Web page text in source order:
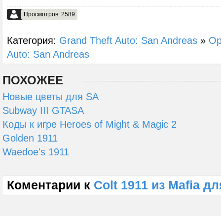
Просмотров: 2589
Категория: Grand Theft Auto: San Andreas »
Auto: San Andreas
ПОХОЖЕЕ
Новые цветы для SA
Subway III GTASA
Коды к игре Heroes of Might & Magic 2
Golden 1911
Waedoe's 1911
Коментарии к Colt 1911 из Mafia